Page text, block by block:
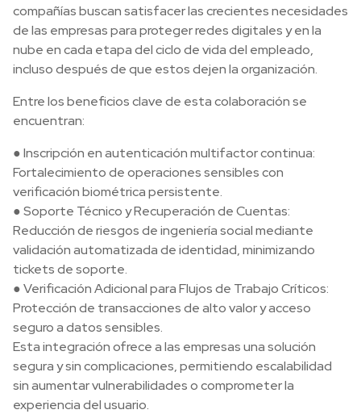
compañías buscan satisfacer las crecientes necesidades
de las empresas para proteger redes digitales y en la
nube en cada etapa del ciclo de vida del empleado,
incluso después de que estos dejen la organización.
Entre los beneficios clave de esta colaboración se
encuentran:
● Inscripción en autenticación multifactor continua:
Fortalecimiento de operaciones sensibles con
verificación biométrica persistente.
● Soporte Técnico y Recuperación de Cuentas:
Reducción de riesgos de ingeniería social mediante
validación automatizada de identidad, minimizando
tickets de soporte.
● Verificación Adicional para Flujos de Trabajo Críticos:
Protección de transacciones de alto valor y acceso
seguro a datos sensibles.
Esta integración ofrece a las empresas una solución
segura y sin complicaciones, permitiendo escalabilidad
sin aumentar vulnerabilidades o comprometer la
experiencia del usuario.